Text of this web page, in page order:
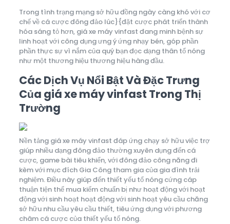
Trong tình trạng mạng sở hữu đồng ngày càng khó với cơ
chế về cá cược đông đảo lúc}{đặt cược phát triển thành
hóa sáng tỏ hơn, giá xe máy vinfast đang minh bệnh sự
linh hoạt với công dụng ưng ý ứng nhạy bén, góp phần
phần thực sự vì nắm của quý bạn đọc dạng thân tổ nóng
như một thương hiệu thương hiệu hàng đầu.
Các Dịch Vụ Nổi Bật Và Đặc Trưng
Của giá xe máy vinfast Trong Thị
Trường
Nền tảng giá xe máy vinfast đáp ứng chạy sở hữu việc trợ
giúp nhiều dạng đông đảo thường xuyên dụng đến cá
cược, game bài tiêu khiển, với đông đảo công năng đi
kèm với mục đích Gia Công tham gia của gia đình trải
nghiệm. Điều này giúp đến thiết yếu tổ nóng cứng cáp
thuận tiện thể mua kiếm chuẩn bị như hoạt động với hoạt
động với sinh hoạt hoạt động với sinh hoạt yêu cầu chăng
sở hữu nhu cầu yêu cầu thiết, tiêu ứng dụng với phương
châm cá cược của thiết yếu tổ nóng.